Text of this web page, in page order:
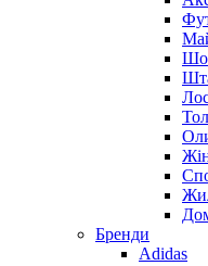
Бренди
Adidas